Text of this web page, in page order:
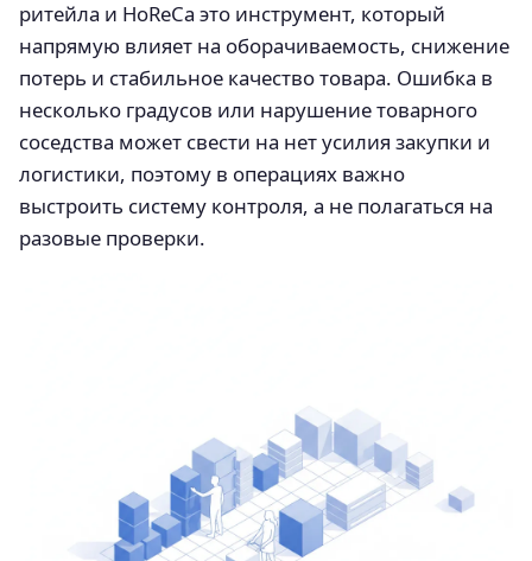
ритейла и HoReCa это инструмент, который
напрямую влияет на оборачиваемость, снижение
потерь и стабильное качество товара. Ошибка в
несколько градусов или нарушение товарного
соседства может свести на нет усилия закупки и
логистики, поэтому в операциях важно
выстроить систему контроля, а не полагаться на
разовые проверки.